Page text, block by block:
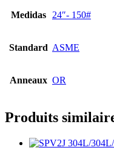
Medidas 24″- 150#
Standard ASME
Anneaux OR
Produits